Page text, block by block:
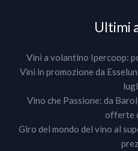
Ultimi
Vini a volantino Ipercoop:
Vini in promozione da
Vino che Passione: da
offerte
Giro del mondo del vino al